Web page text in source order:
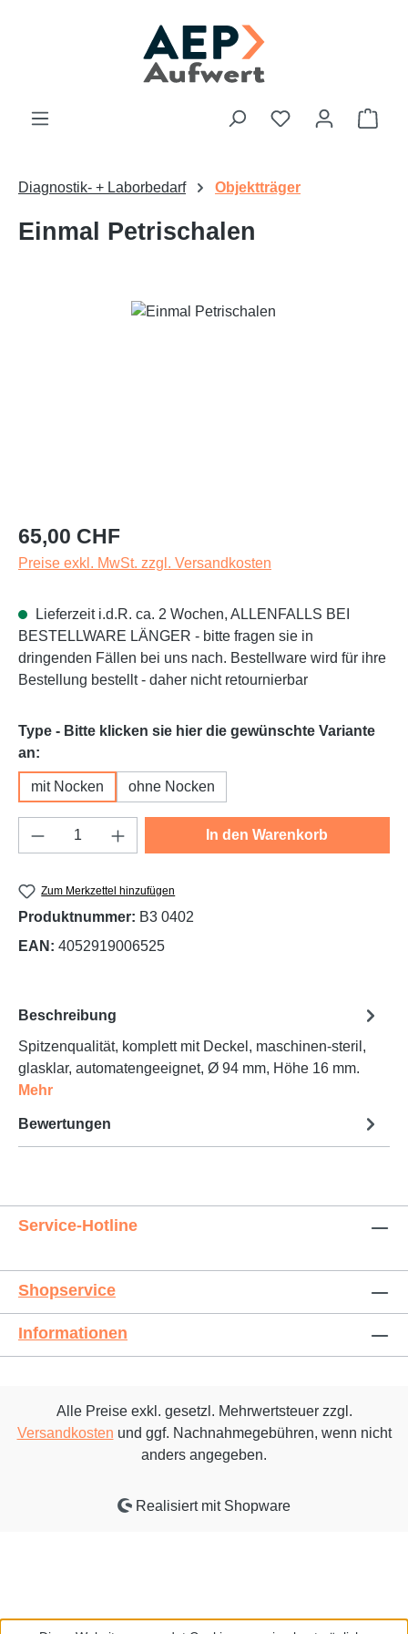
Du hast 0
Diagnostik- + Laborbedarf Objektträger
Einmal Petrischalen
Bildergalerie überspringen
Regulärer Preis:
65,00 CHF
Preise exkl. MwSt. zzgl. Versandkosten
Lieferzeit i.d.R. ca. 2 Wochen, ALLENFALLS BEI
BESTELLWARE LÄNGER - bitte fragen sie in
dringenden Fällen bei uns nach. Bestellware wird für ihre
Bestellung bestellt - daher nicht retournierbar
Type - Bitte klicken sie hier die gewünschte Variante
an:
mit Nocken ohne Nocken
Produkt Anzahl: Gib den gewünschten
In den Warenkorb
Zum Merkzettel hinzufügen
Produktnummer: B3 0402
EAN: 4052919006525
Beschreibung
Spitzenqualität, komplett mit Deckel, maschinen-steril,
glasklar, automatengeeignet, Ø 94 mm, Höhe 16 mm.
Mehr
Bewertungen
Service-Hotline
Shopservice
Informationen
Alle Preise exkl. gesetzl. Mehrwertsteuer zzgl.
Versandkosten und ggf. Nachnahmegebühren, wenn nicht
anders angegeben.
Realisiert mit Shopware